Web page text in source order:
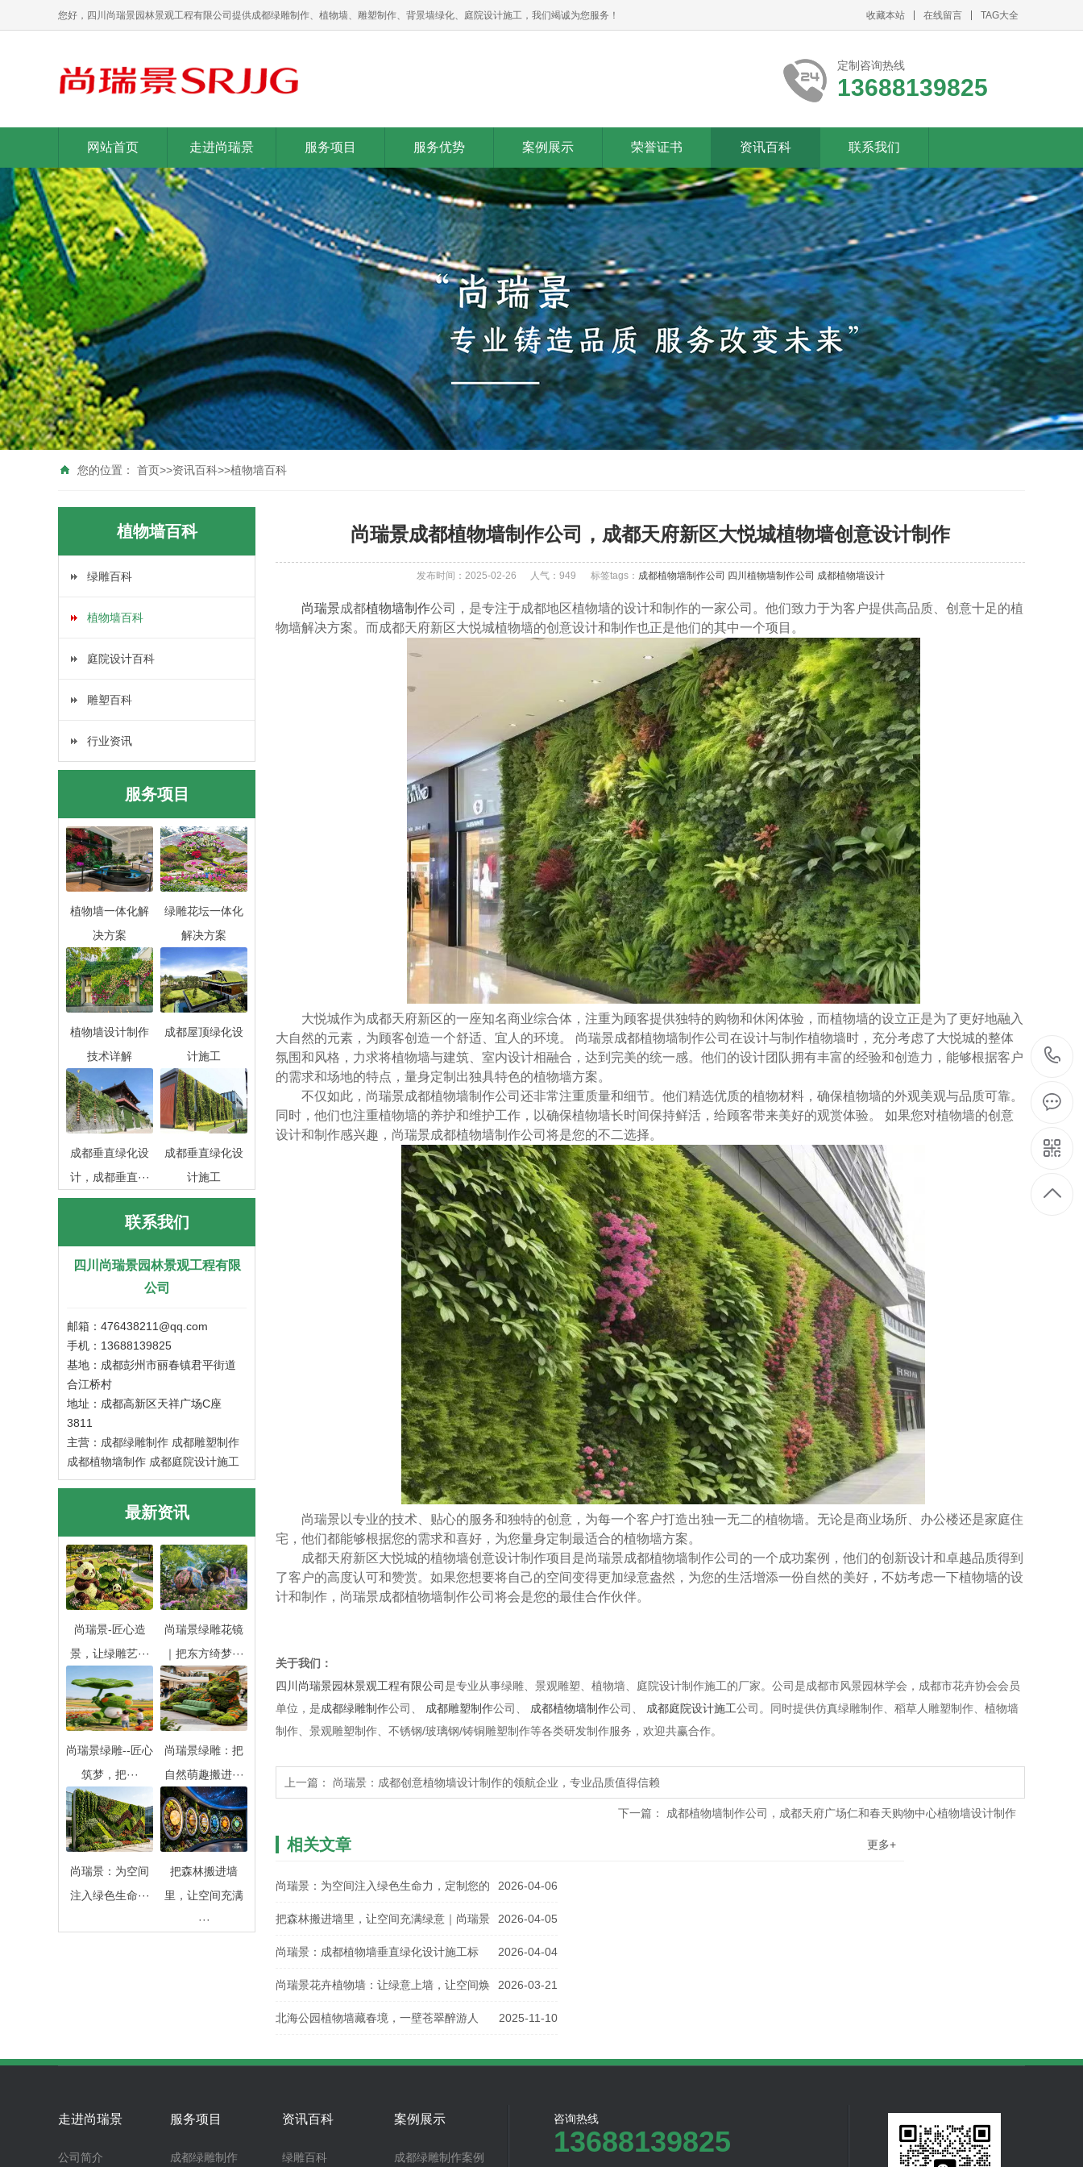
您好，四川尚瑞景园林景观工程有限公司提供成都绿雕制作、植物墙、雕塑制作、背景墙绿化、庭院设计施工，我们竭诚为您服务！ 收藏本站 在线留言 TAG大全
定制咨询热线
13688139825
网站首页 走进尚瑞景 服务项目 服务优势 案例展示 荣誉证书 资讯百科 联系我们
您的位置： 首页>>资讯百科>>植物墙百科
植物墙百科
绿雕百科
植物墙百科
庭院设计百科
雕塑百科
行业资讯
服务项目
植物墙一体化解
决方案
绿雕花坛一体化
解决方案
植物墙设计制作
技术详解
成都屋顶绿化设
计施工
成都垂直绿化设
计，成都垂直···
成都垂直绿化设
计施工
联系我们
四川尚瑞景园林景观工程有限
公司
邮箱：476438211@qq.com
手机：13688139825
基地：成都彭州市丽春镇君平街道
合江桥村
地址：成都高新区天祥广场C座
3811
主营： 成都绿雕制作 成都雕塑制作
成都植物墙制作 成都庭院设计施工
最新资讯
尚瑞景-匠心造
景，让绿雕艺···
尚瑞景绿雕花镜
｜把东方绮梦···
尚瑞景绿雕--匠心
筑梦，把···
尚瑞景绿雕：把
自然萌趣搬进···
尚瑞景：为空间
注入绿色生命···
把森林搬进墙
里，让空间充满
···
尚瑞景成都植物墙制作公司，成都天府新区大悦城植物墙创意设计制作
发布时间：2025-02-26 人气： 949 标签tags： 成都植物墙制作公司 四川植物墙制作公司 成都植物墙设计
尚瑞景成都植物墙制作公司，是专注于成都地区植物墙的设计和制作的一家公司。他们致力于为客户提供高品质、创意十足的植
物墙解决方案。而成都天府新区大悦城植物墙的创意设计和制作也正是他们的其中一个项目。
大悦城作为成都天府新区的一座知名商业综合体，注重为顾客提供独特的购物和休闲体验，而植物墙的设立正是为了更好地融入
大自然的元素，为顾客创造一个舒适、宜人的环境。
尚瑞景成都植物墙制作公司在设计与制作植物墙时，充分考虑了大悦城的整体
氛围和风格，力求将植物墙与建筑、室内设计相融合，达到完美的统一感。他们的设计团队拥有丰富的经验和创造力，能够根据客户
的需求和场地的特点，量身定制出独具特色的植物墙方案。
不仅如此，尚瑞景成都植物墙制作公司还非常注重质量和细节。他们精选优质的植物材料，确保植物墙的外观美观与品质可靠。
同时，他们也注重植物墙的养护和维护工作，以确保植物墙长时间保持鲜活，给顾客带来美好的观赏体验。
如果您对植物墙的创意
设计和制作感兴趣，尚瑞景成都植物墙制作公司将是您的不二选择。
尚瑞景以专业的技术、贴心的服务和独特的创意，为每一个客户打造出独一无二的植物墙。无论是商业场所、办公楼还是家庭住
宅，他们都能够根据您的需求和喜好，为您量身定制最适合的植物墙方案。
成都天府新区大悦城的植物墙创意设计制作项目是尚瑞景成都植物墙制作公司的一个成功案例，他们的创新设计和卓越品质得到
了客户的高度认可和赞赏。如果您想要将自己的空间变得更加绿意盎然，为您的生活增添一份自然的美好，不妨考虑一下植物墙的设
计和制作，尚瑞景成都植物墙制作公司将会是您的最佳合作伙伴。
关于我们：
四川尚瑞景园林景观工程有限公司是专业从事绿雕、景观雕塑、植物墙、庭院设计制作施工的厂家。公司是成都市风景园林学会，成都市花卉协会会员
单位，是成都绿雕制作公司、 成都雕塑制作公司、 成都植物墙制作公司、 成都庭院设计施工公司。同时提供仿真绿雕制作、稻草人雕塑制作、植物墙
制作、景观雕塑制作、不锈钢/玻璃钢/铸铜雕塑制作等各类研发制作服务，欢迎共赢合作。
上一篇： 尚瑞景：成都创意植物墙设计制作的领航企业，专业品质值得信赖
下一篇： 成都植物墙制作公司，成都天府广场仁和春天购物中心植物墙设计制作
更多+
相关文章
2026-04-06
尚瑞景：为空间注入绿色生命力，定制您的
专属植物墙 2026-04-05
把森林搬进墙里，让空间充满绿意｜尚瑞景
植物墙立体绿··· 2026-04-04
尚瑞景：成都植物墙垂直绿化设计施工标
杆，让建筑呼吸··· 2026-03-21
尚瑞景花卉植物墙：让绿意上墙，让空间焕
新生 2025-11-10
北海公园植物墙藏春境，一壁苍翠醉游人
走进尚瑞景
公司简介
服务项目
成都绿雕制作
资讯百科
绿雕百科
案例展示
成都绿雕制作案例
咨询热线
13688139825